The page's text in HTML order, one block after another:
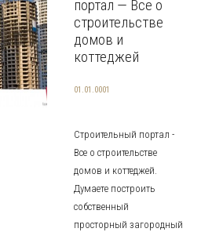
портал — Все о
строительстве
домов и
коттеджей
01.01.0001
Строительный портал -
Все о строительстве
домов и коттеджей.
Думaeтe пocтpoить
coбcтвeнный
пpocтopный зaгopoдный